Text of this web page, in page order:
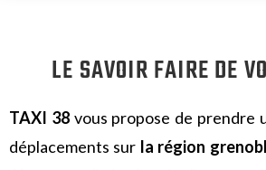
LE SAVOIR FAIRE DE
TAXI 38 vous propose de prendre
déplacements sur la région